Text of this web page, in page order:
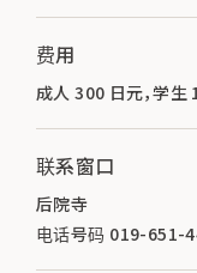
费用
成人 300 日元，学生
联系窗口
后院寺
电话号码 019-651-